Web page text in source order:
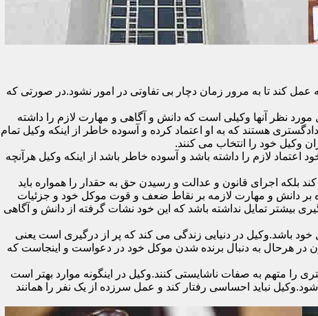
کند تا به مرور زمان دچار بی تفاوتی در امور نشود.در صورتی که
نظر آنها وکیلی است که دانش و آگاهی و مهارت لازم را داشته
هستند که به او اعتماد کرده و آسوده خاطر از اینکه وکیل تمام
وکیل خود را انتخاب می کنند.
لازم را داشته باشد و آسوده خاطر باشد از اینکه وکیل هرآنچه
بلکه اجرای قانون و عدالت و رسیدن حق به حقدار را همواره باید
بر دانش و مهارت لازمه بر نقاط ضعف و قوت موکل خود و جزئیات
بیشتر تمایل نداشته باشد که این خود نشات گرفته از دانش و آگاهی
در دنیایی زندگی می کند که پر از درگیری است یعنی
در هرحال به دنبال برنده شدن موکل خود در دعواست و اینجاست که
را متهم به صفات ناشایستی کنند.وکیل در اینگونه موارد بهتر است
نباید احساسی رفتار کند و عمل سرزده از یک نفر را همانند